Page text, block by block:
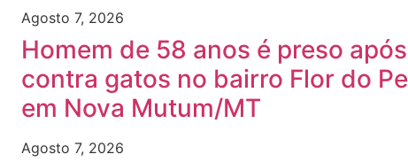
Agosto 7, 2026
Homem de 58 anos é preso
contra gatos no bairro Flor do
em Nova Mutum/MT
Agosto 7, 2026